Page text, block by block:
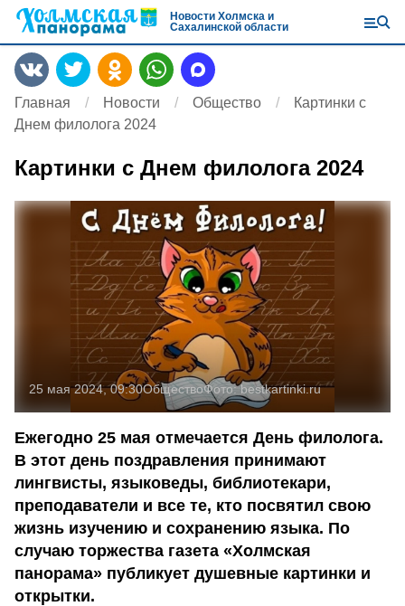
Новости Холмска и
Сахалинской области
Главная Новости Общество
Картинки с
Днем филолога 2024
Картинки с Днем филолога 2024
25 мая 2024, 09:30ОбществоФото:bestkartinki.ru
Ежегодно 25 мая отмечается День филолога.
В этот день поздравления принимают
лингвисты, языковеды, библиотекари,
преподаватели и все те, кто посвятил свою
жизнь изучению и сохранению языка. По
случаю торжества газета «Холмская
панорама» публикует душевные картинки и
открытки.